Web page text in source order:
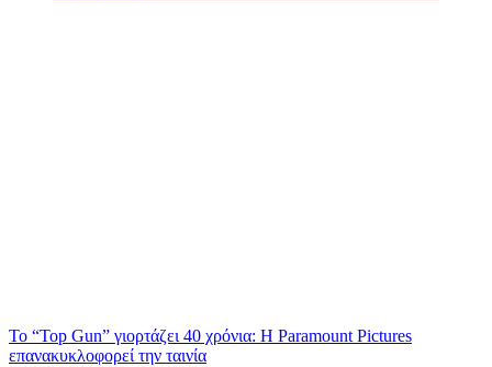
Το “Top Gun” γιορτάζει 40 χρόνια: Η Paramount Pictures
επανακυκλοφορεί την ταινία